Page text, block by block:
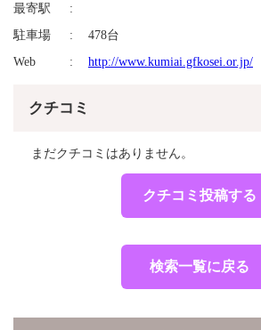
最寄駅
駐車場
478台
Web
http://www.kumiai.gfkosei.or.jp/
クチコミ
まだクチコミはありません。
クチコミ投稿する
検索一覧に戻る